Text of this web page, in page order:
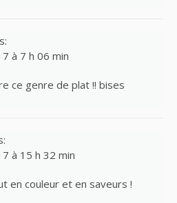
à 7 h 06 min
ce genre de plat !! bises
à 15 h 32 min
en couleur et en saveurs !